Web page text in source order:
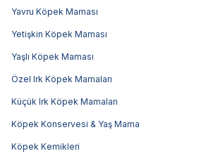
Yavru Köpek Maması
Yetişkin Köpek Maması
Yaşlı Köpek Maması
Özel Irk Köpek Mamaları
Küçük Irk Köpek Mamaları
Köpek Konservesi & Yaş Mama
Köpek Kemikleri